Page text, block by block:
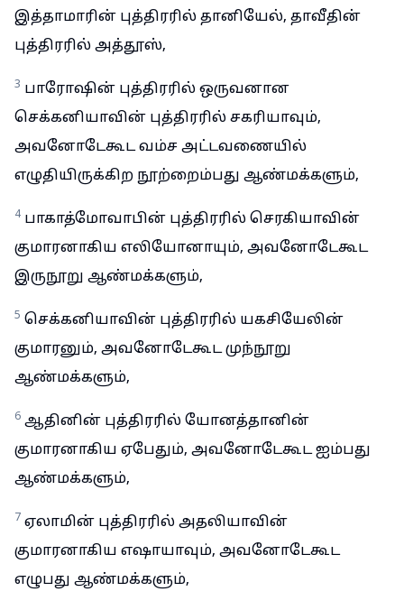
இத்தாமாரின் புத்திரரில் தானியேல், தாவீதின்
புத்திரரில் அத்தூஸ்,
3 பாரோஷின் புத்திரரில் ஒருவனான
செக்கனியாவின் புத்திரரில் சகரியாவும்,
அவனோடேகூட வம்ச அட்டவணையில்
எழுதியிருக்கிற நூற்றைம்பது ஆண்மக்களும்,
4 பாகாத்மோவாபின் புத்திரரில் செரகியாவின்
குமாரனாகிய எலியோனாயும், அவனோடேகூட
இருநூறு ஆண்மக்களும்,
5 செக்கனியாவின் புத்திரரில் யகசியேலின்
குமாரனும், அவனோடேகூட முந்நூறு
ஆண்மக்களும்,
6 ஆதினின் புத்திரரில் யோனத்தானின்
குமாரனாகிய ஏபேதும், அவனோடேகூட ஐம்பது
ஆண்மக்களும்,
7 ஏலாமின் புத்திரரில் அதலியாவின்
குமாரனாகிய எஷாயாவும், அவனோடேகூட
எழுபது ஆண்மக்களும்,